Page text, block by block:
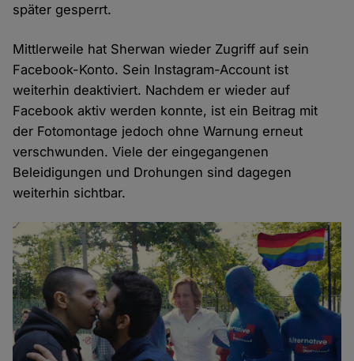
später gesperrt.
Mittlerweile hat Sherwan wieder Zugriff auf sein
Facebook-Konto. Sein Instagram-Account ist
weiterhin deaktiviert. Nachdem er wieder auf
Facebook aktiv werden konnte, ist ein Beitrag mit
der Fotomontage jedoch ohne Warnung erneut
verschwunden. Viele der eingegangenen
Beleidigungen und Drohungen sind dagegen
weiterhin sichtbar.